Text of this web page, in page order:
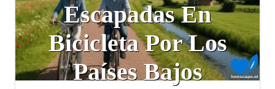
Escapadas En
Bicicleta Por Los
Países Bajos